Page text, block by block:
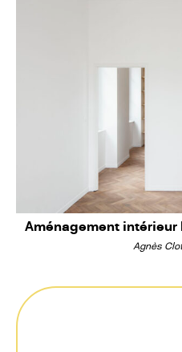
Aménagement intérieur
Agnès